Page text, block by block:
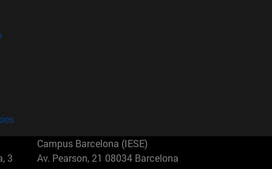
3
Campus Barcelona (IESE)
Av. Pearson, 21 08034 Barcelona